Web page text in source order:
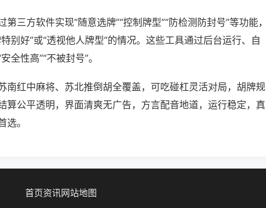
三方软件实现“随意选牌”“控制牌型”“防检测防封号”等功能，
别好”或“透视他人牌型”的情况。这些工具通过后台运行、自
全性高”“不被封号”。
南红中麻将、苏北推倒胡全覆盖，可吃碰杠灵活对局，胡牌规
算公平透明，界面清爽无广告，方言配音地道，运行稳定，真
。
首页资讯网站地图